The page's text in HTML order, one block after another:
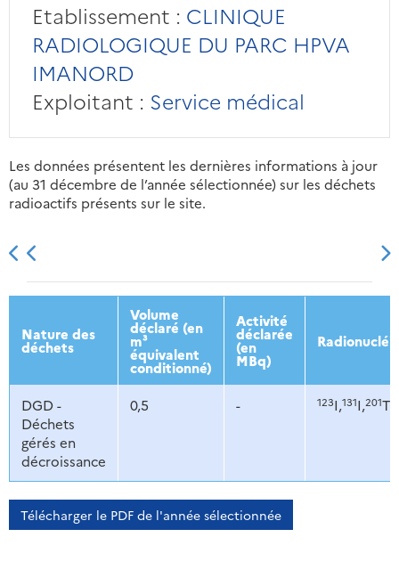
Etablissement : CLINIQUE
RADIOLOGIQUE DU PARC HPVA
IMANORD
Exploitant : Service médical
Les données présentent les dernières informations à jour
(au 31 décembre de l’année sélectionnée) sur les déchets
radioactifs présents sur le site.
2013 2014 2015 2016
Nature des
déchets
Volume
déclaré (en
m³
équivalent
conditionné)
Activité
déclarée
(en
MBq)
DGD -
Déchets
gérés en
décroissance
0,5 - 123I,131I,201Tl,
Télécharger le PDF de l'année sélectionnée